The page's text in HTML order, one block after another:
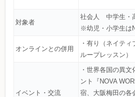
対象者
社会人 中学生
※幼児・小学生は
オンラインとの併用
・有り（ネイテ
ループレッスン）
イベント・交流
・世界各国の異
ント『NOVA
宿、大阪梅田の各